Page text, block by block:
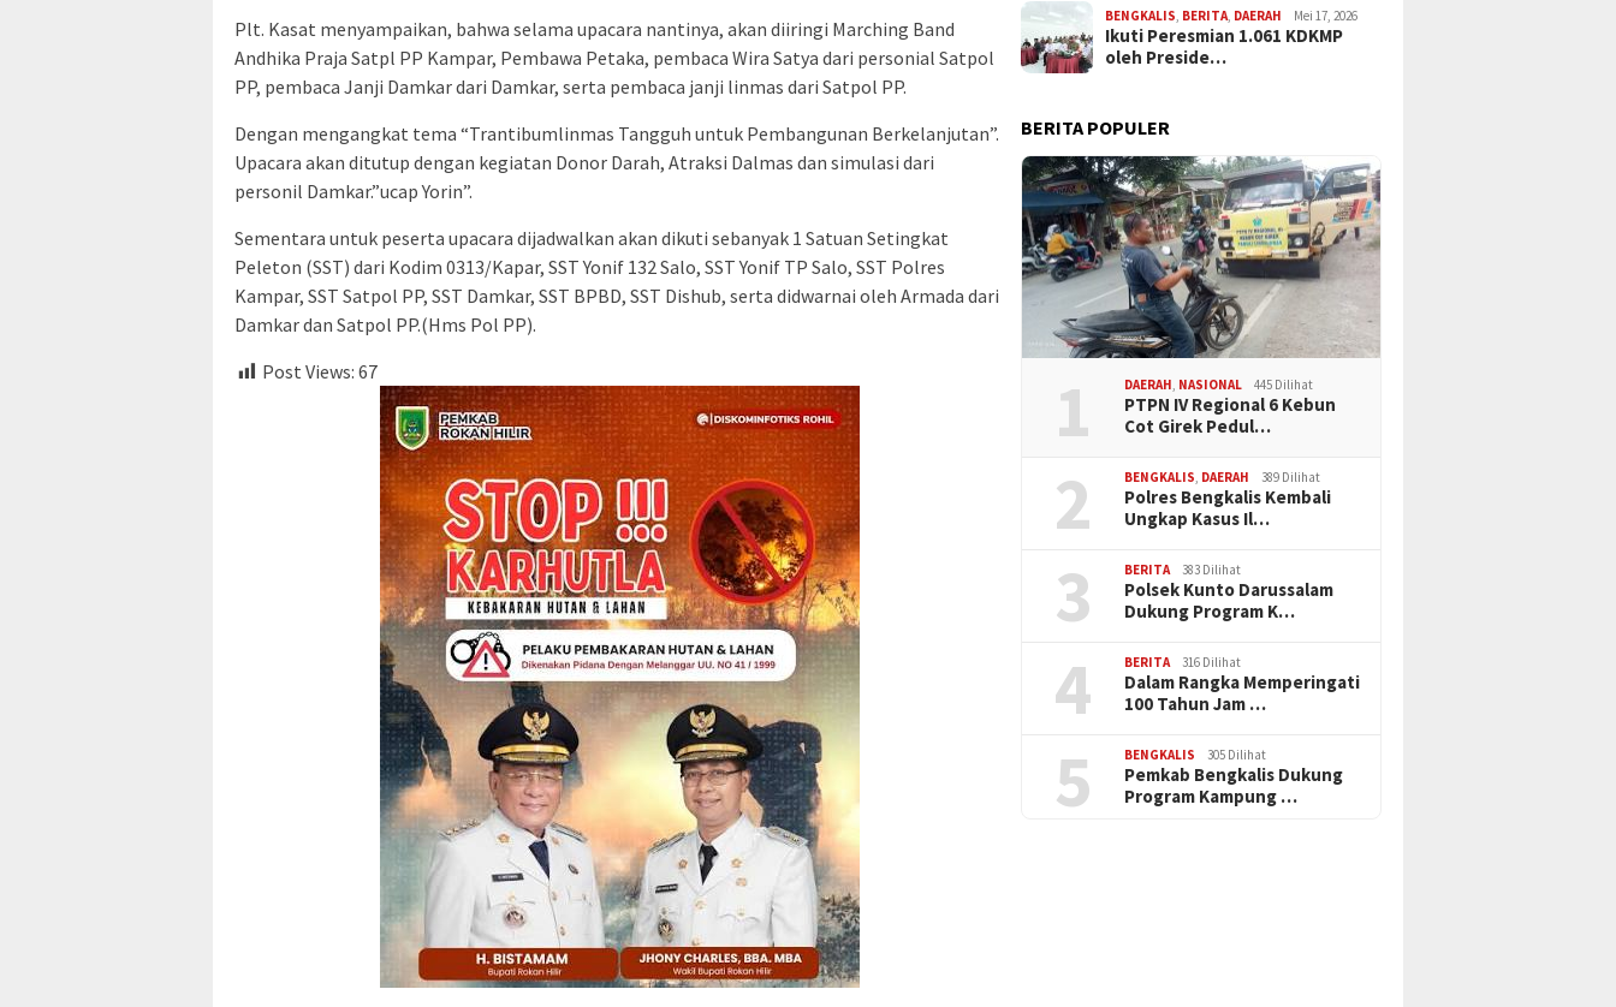
Plt. Kasat menyampaikan, bahwa selama upacara nantinya, akan diiringi Marching Band
Andhika Praja Satpl PP Kampar, Pembawa Petaka, pembaca Wira Satya dari personial Satpol
PP, pembaca Janji Damkar dari Damkar, serta pembaca janji linmas dari Satpol PP.
Dengan mengangkat tema “Trantibumlinmas Tangguh untuk Pembangunan Berkelanjutan”.
Upacara akan ditutup dengan kegiatan Donor Darah, Atraksi Dalmas dan simulasi dari
personil Damkar.”ucap Yorin”.
Sementara untuk peserta upacara dijadwalkan akan dikuti sebanyak 1 Satuan Setingkat
Peleton (SST) dari Kodim 0313/Kapar, SST Yonif 132 Salo, SST Yonif TP Salo, SST Polres
Kampar, SST Satpol PP, SST Damkar, SST BPBD, SST Dishub, serta didwarnai oleh Armada dari
Damkar dan Satpol PP.(Hms Pol PP).
Post Views: 67
BENGKALIS BERITA DAERAH Mei 17, 2026
Ikuti Peresmian 1.061 KDKMP
oleh Preside…
BERITA POPULER
1 DAERAH, NASIONAL 445 Dilihat
PTPN IV Regional 6 Kebun
Cot Girek Pedul…
2 BENGKALIS, DAERAH 389 Dilihat
Polres Bengkalis Kembali
Ungkap Kasus Il…
3 BERITA 383 Dilihat
Polsek Kunto Darussalam
Dukung Program K…
4 BERITA 316 Dilihat
Dalam Rangka Memperingati
100 Tahun Jam …
5 BENGKALIS 305 Dilihat
Pemkab Bengkalis Dukung
Program Kampung …